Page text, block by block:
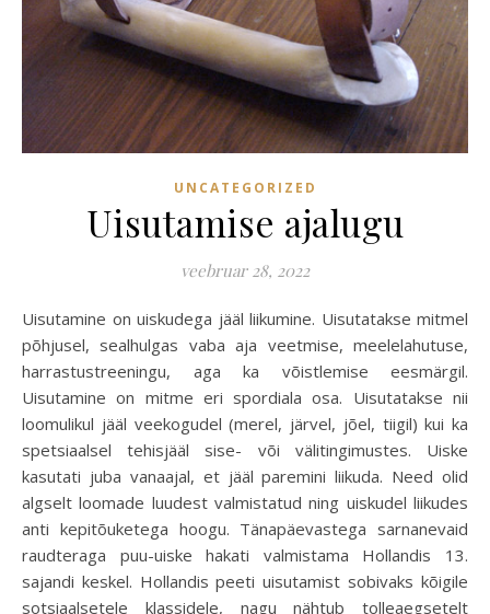
UNCATEGORIZED
Uisutamise ajalugu
veebruar 28, 2022
Uisutamine on uiskudega jääl liikumine. Uisutatakse mitmel
põhjusel, sealhulgas vaba aja veetmise, meelelahutuse,
harrastustreeningu, aga ka võistlemise eesmärgil.
Uisutamine on mitme eri spordiala osa. Uisutatakse nii
loomulikul jääl veekogudel (merel, järvel, jõel, tiigil) kui ka
spetsiaalsel tehisjääl sise- või välitingimustes. Uiske
kasutati juba vanaajal, et jääl paremini liikuda. Need olid
algselt loomade luudest valmistatud ning uiskudel liikudes
anti kepitõuketega hoogu. Tänapäevastega sarnanevaid
raudteraga puu-uiske hakati valmistama Hollandis 13.
sajandi keskel. Hollandis peeti uisutamist sobivaks kõigile
sotsiaalsetele klassidele, nagu nähtub tolleaegsetelt